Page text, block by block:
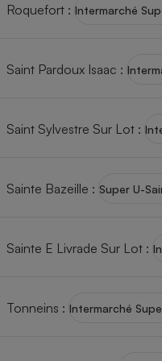
Roquefort : Intermarché
Saint Pardoux Isaac :
Saint Sylvestre Sur Lot :
Sainte Bazeille : Super U-
Sainte E Livrade Sur Lot :
Tonneins : Intermarché